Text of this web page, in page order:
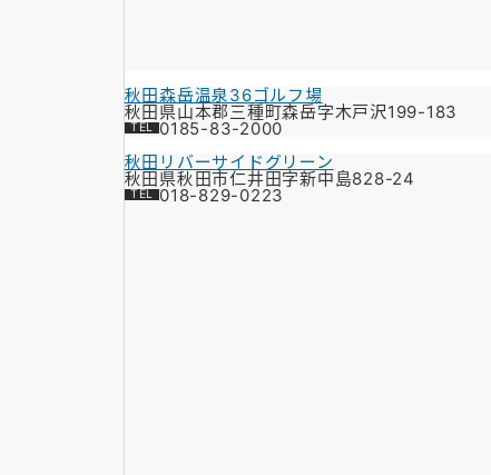
秋田森岳温泉36ゴルフ場
秋田県山本郡三種町森岳字木戸沢199-183
0185-83-2000
秋田リバーサイドグリーン
秋田県秋田市仁井田字新中島828-24
018-829-0223